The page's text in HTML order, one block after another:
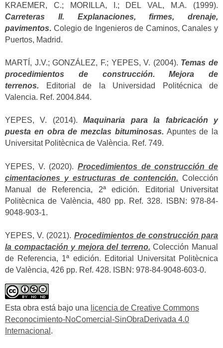
KRAEMER, C.; MORILLA, I.; DEL VAL, M.A. (1999).
Carreteras II. Explanaciones, firmes, drenaje,
pavimentos. Colegio de Ingenieros de Caminos, Canales y
Puertos, Madrid.
MARTÍ, J.V.; GONZÁLEZ, F.; YEPES, V. (2004). Temas de
procedimientos de construcción. Mejora de
terrenos.
Editorial de la Universidad Politécnica de
Valencia. Ref. 2004.844.
YEPES, V. (2014).Maquinaria para la fabricación y
puesta en obra de mezclas bituminosas. Apuntes de la
Universitat Politècnica de València. Ref. 749.
YEPES, V. (2020). Procedimientos de construcción de
cimentaciones y estructuras de contención. Colección
Manual de Referencia, 2ª edición. Editorial Universitat
Politècnica de València, 480 pp. Ref. 328. ISBN: 978-84-
9048-903-1.
YEPES, V. (2021). Procedimientos de construcción para
la compactación y mejora del terreno. Colección Manual
de Referencia, 1ª edición. Editorial Universitat Politècnica
de València, 426 pp. Ref. 428. ISBN: 978-84-9048-603-0.
Esta obra está bajo una licencia de Creative Commons
Reconocimiento-NoComercial-SinObraDerivada 4.0
Internacional .